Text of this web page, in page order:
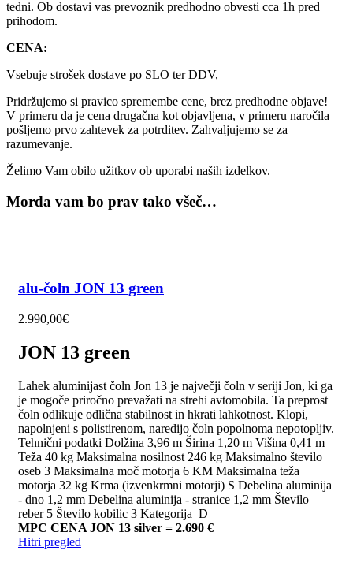
tedni. Ob dostavi vas prevoznik predhodno obvesti cca 1h pred
prihodom.
CENA:
Vsebuje strošek dostave po SLO ter DDV,
Pridržujemo si pravico spremembe cene, brez predhodne objave!
V primeru da je cena drugačna kot objavljena, v primeru naročila
pošljemo prvo zahtevek za potrditev. Zahvaljujemo se za
razumevanje.
Želimo Vam obilo užitkov ob uporabi naših izdelkov.
Morda vam bo prav tako všeč…
alu-čoln JON 13 green
2.990,00€
JON 13 green
Lahek aluminijast čoln Jon 13 je največji čoln v seriji Jon, ki ga
je mogoče priročno prevažati na strehi avtomobila. Ta preprost
čoln odlikuje odlična stabilnost in hkrati lahkotnost. Klopi,
napolnjeni s polistirenom, naredijo čoln popolnoma nepotopljiv.
Tehnični podatki Dolžina 3,96 m Širina 1,20 m Višina 0,41 m
Teža 40 kg Maksimalna nosilnost 246 kg Maksimalno število
oseb 3 Maksimalna moč motorja 6 KM Maksimalna teža
motorja 32 kg Krma (izvenkrmni motorji) S Debelina aluminija
- dno 1,2 mm Debelina aluminija - stranice 1,2 mm Število
reber 5 Število kobilic 3 Kategorija D
MPC CENA JON 13 silver = 2.690 €
Hitri pregled